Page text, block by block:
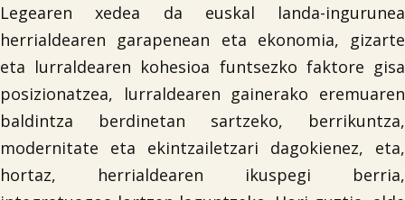
Legearen xedea da euskal landa-ingurunea
herrialdearen garapenean eta ekonomia, gizarte
eta lurraldearen kohesioa funtsezko faktore gisa
posizionatzea, lurraldearen gainerako eremuaren
baldintza berdinetan sartzeko, berrikuntza,
modernitate eta ekintzailetzari dagokienez, eta,
hortaz, herrialdearen ikuspegi berria,